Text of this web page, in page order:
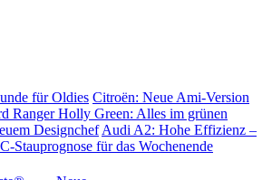
für Oldies Citroën: Neue Ami-Version
Ranger Holly Green: Alles im grünen
Designchef Audi A2: Hohe Effizienz –
Stauprognose für das Wochenende